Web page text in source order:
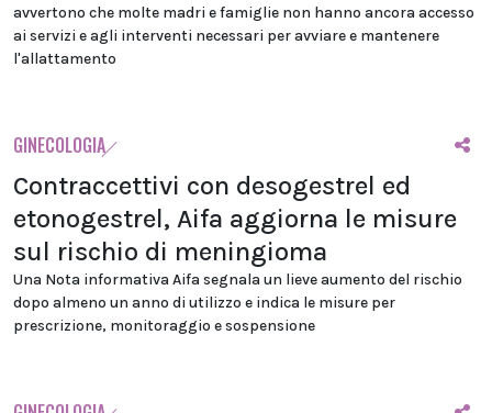
avvertono che molte madri e famiglie non hanno ancora accesso
ai servizi e agli interventi necessari per avviare e mantenere
l'allattamento
GINECOLOGIA
Contraccettivi con desogestrel ed
etonogestrel, Aifa aggiorna le misure
sul rischio di meningioma
Una Nota informativa Aifa segnala un lieve aumento del rischio
dopo almeno un anno di utilizzo e indica le misure per
prescrizione, monitoraggio e sospensione